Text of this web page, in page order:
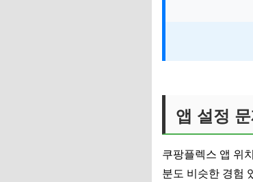
앱 설정
쿠팡플렉스 앱 위
분도 비슷한 경험